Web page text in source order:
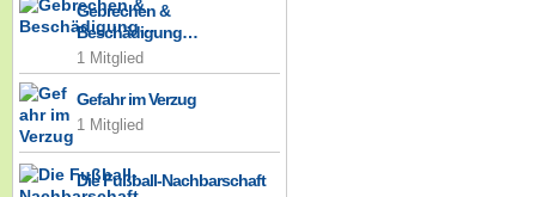
Gebrechen &
Beschädigung…
1 Mitglied
Gefahr im Verzug
1 Mitglied
Die Fußball-Nachbarschaft